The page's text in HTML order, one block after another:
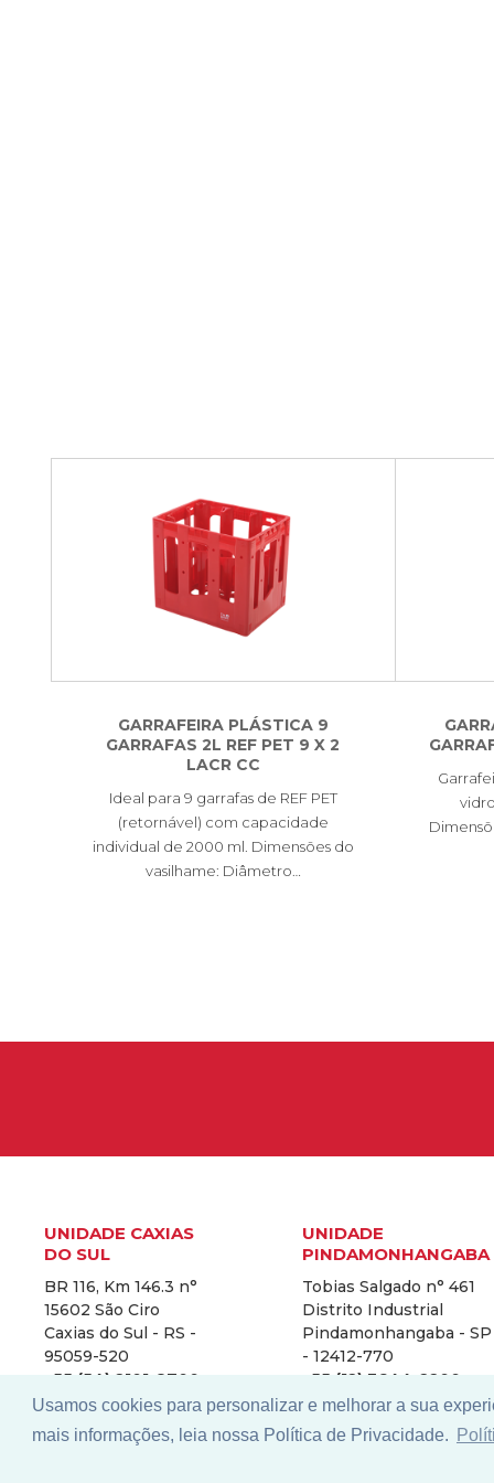
Usamos cookies para personalizar e melhorar a sua
mais informações, leia nossa Política de Privacidade.
GARRAFEIRA PLÁSTICA 9
GARRAFAS 2L REF PET 9 X 2
LACR CC
Ideal para 9 garrafas de REF PET
(retornável) com capacidade
individual de 2000 ml. Dimensões do
vasilhame: Diâmetro…
UNIDADE CAXIAS
DO SUL
BR 116, Km 146.3 n°
15602 São Ciro
Caxias do Sul - RS -
95059-520
+55 (54) 2101-8700
UNIDADE
PINDAMONHANGABA
Tobias Salgado n° 461
Distrito Industrial
Pindamonhangaba - SP
- 12412-770
+55 (12) 3644-2200